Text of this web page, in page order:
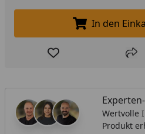
In
In den
Produkt zur
Wertvolle
Produkt